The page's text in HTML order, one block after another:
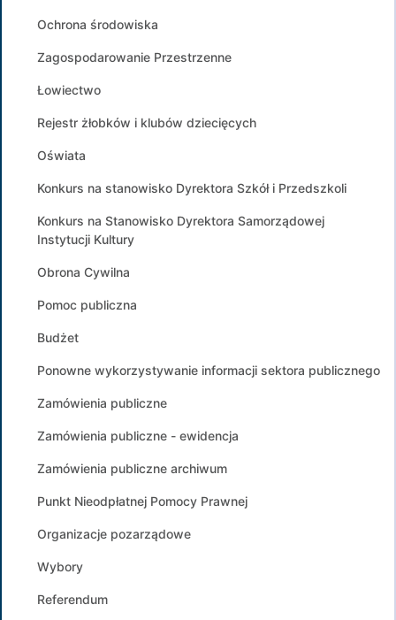
Ochrona środowiska
Zagospodarowanie Przestrzenne
Łowiectwo
Rejestr żłobków i klubów dziecięcych
Oświata
Konkurs na stanowisko Dyrektora Szkół i Przedszkoli
Konkurs na Stanowisko Dyrektora Samorządowej
Instytucji Kultury
Obrona Cywilna
Pomoc publiczna
Budżet
Ponowne wykorzystywanie informacji sektora publicznego
Zamówienia publiczne
Zamówienia publiczne - ewidencja
Zamówienia publiczne archiwum
Punkt Nieodpłatnej Pomocy Prawnej
Organizacje pozarządowe
Wybory
Referendum